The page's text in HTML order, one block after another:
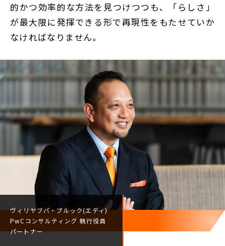
的かつ効率的な方法を見つけつつも、「らしさ」
が最大限に発揮できる形で再現性をもたせていか
なければなりません。
ヴィリヤブパ・プルック(エディ)
PwCコンサルティング執行役員
パートナー